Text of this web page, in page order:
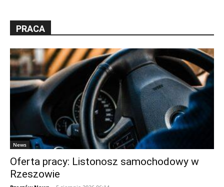
PRACA
News
Oferta pracy: Listonosz samochodowy w
Rzeszowie